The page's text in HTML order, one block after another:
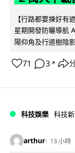
【行路都要揀好有
星期開發防曬導航
陽仰角及行道樹陰
71 3 ↗
科技娛樂 科技
arthur 13 小時